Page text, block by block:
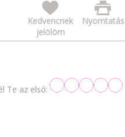
Nyomtatás
Kedvencnek
jelölöm
Te az első: